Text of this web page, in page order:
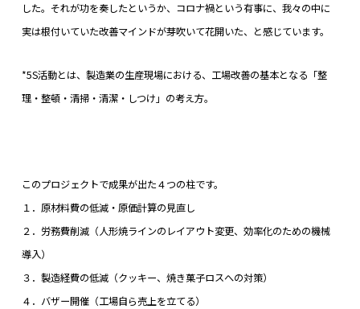
した。それが功を奏したというか、コロナ禍という有事に、我々の中に
実は根付いていた改善マインドが芽吹いて花開いた、と感じています。
*5S活動とは、製造業の生産現場における、工場改善の基本となる「整
理・整頓・清掃・清潔・しつけ」の考え方。
このプロジェクトで成果が出た４つの柱です。
１．原材料費の低減・原価計算の見直し
２．労務費削減（人形焼ラインのレイアウト変更、効率化のための機械
導入）
３．製造経費の低減（クッキー、焼き菓子ロスへの対策）
４．バザー開催（工場自ら売上を立てる）